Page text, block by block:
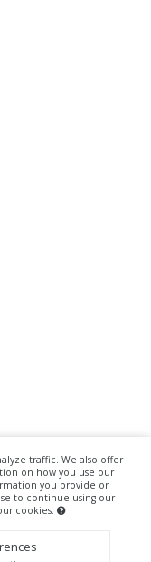
traffic. We also offer
on how you use our
you provide or
to continue using our
cookies.